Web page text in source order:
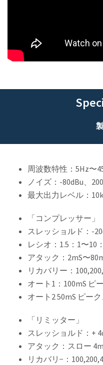
周波数特性：5Hz〜
ノイズ：-80dBu、
最大出力レベル：
「コンプレッサー」
スレッショルド：-
レシオ：1.5：1〜10
アタック：2mS〜
リカバリー：
オート1：100mS ピ
オート2 50mS ピー
「リミッター」
スレッショルド：+
アタック：スロー
リカバリ−：